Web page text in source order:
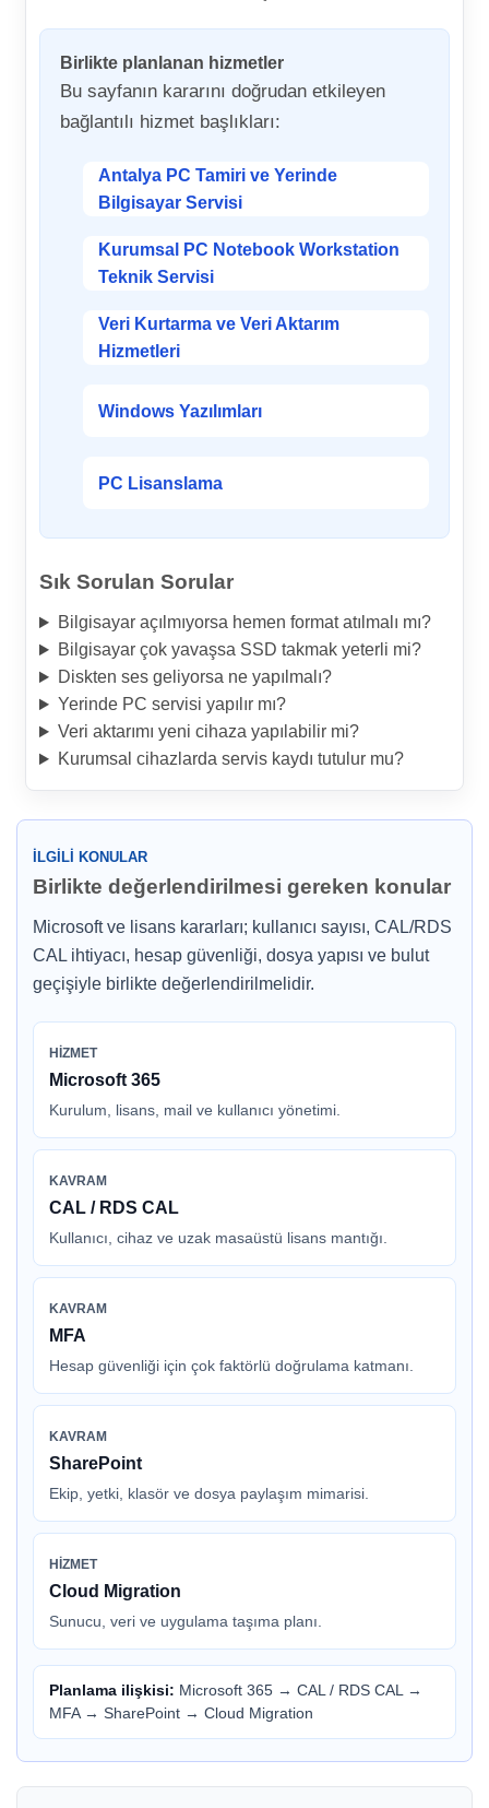
Birlikte planlanan hizmetler
Bu sayfanın kararını doğrudan etkileyen
bağlantılı hizmet başlıkları:
Antalya PC Tamiri ve Yerinde
Bilgisayar Servisi
Kurumsal PC Notebook Workstation
Teknik Servisi
Veri Kurtarma ve Veri Aktarım
Hizmetleri
Windows Yazılımları
PC Lisanslama
Sık Sorulan Sorular
Bilgisayar açılmıyorsa hemen format atılmalı mı?
Bilgisayar çok yavaşsa SSD takmak yeterli mi?
Diskten ses geliyorsa ne yapılmalı?
Yerinde PC servisi yapılır mı?
Veri aktarımı yeni cihaza yapılabilir mi?
Kurumsal cihazlarda servis kaydı tutulur mu?
İLGILI KONULAR
Birlikte değerlendirilmesi gereken konular
Microsoft ve lisans kararları; kullanıcı sayısı, CAL/RDS
CAL ihtiyacı, hesap güvenliği, dosya yapısı ve bulut
geçişiyle birlikte değerlendirilmelidir.
HIZMET
Microsoft 365
Kurulum, lisans, mail ve kullanıcı yönetimi.
KAVRAM
CAL / RDS CAL
Kullanıcı, cihaz ve uzak masaüstü lisans mantığı.
KAVRAM
MFA
Hesap güvenliği için çok faktörlü doğrulama katmanı.
KAVRAM
SharePoint
Ekip, yetki, klasör ve dosya paylaşım mimarisi.
HIZMET
Cloud Migration
Sunucu, veri ve uygulama taşıma planı.
Planlama ilişkisi: Microsoft 365 → CAL / RDS CAL
→
MFA → SharePoint → Cloud Migration